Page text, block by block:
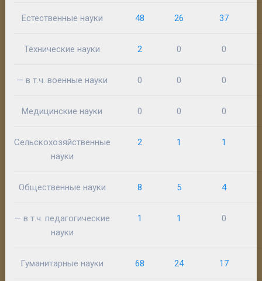
Естественные науки 48 26 37
Технические науки 2 0 0
— в т.ч. военные науки 0 0 0
Медицинские науки 0 0 0
Сельскохозяйственные
науки
2 1 1
Общественные науки 8 5 4
— в т.ч. педагогические
науки
1 1 0
Гуманитарные науки 68 24 17